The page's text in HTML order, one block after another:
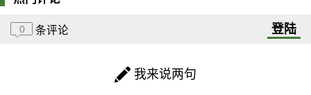
0 条评论 登陆
我来说两句